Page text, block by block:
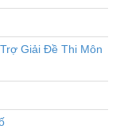
Giải Đề Thi Môn